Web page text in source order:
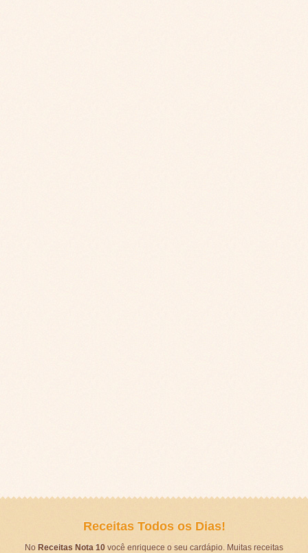
Receitas Todos os Dias!
No Receitas Nota 10você enriquece o seu cardápio. Muitas receitas